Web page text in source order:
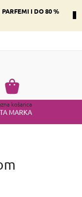
PARFEMI I DO 80 %
košarica
MARKA